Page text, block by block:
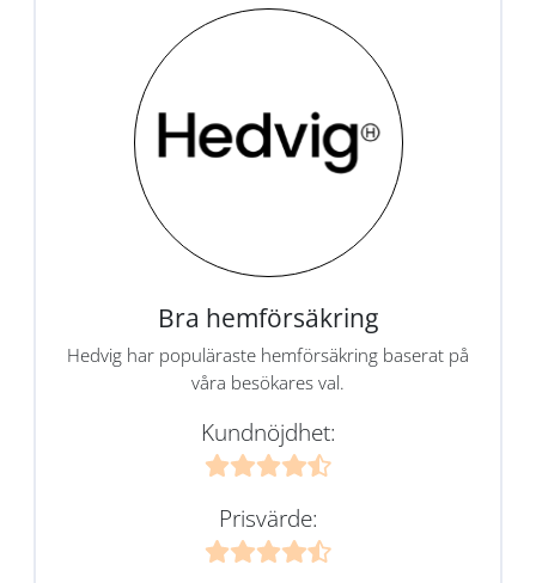
Bra hemförsäkring
Hedvig har populäraste hemförsäkring baserat på
våra besökares val.
Kundnöjdhet:
Prisvärde: